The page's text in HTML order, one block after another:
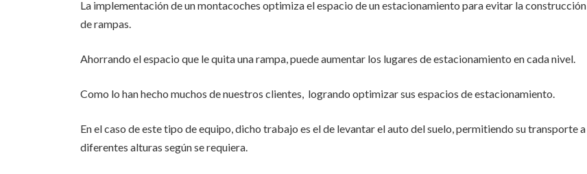
La implementación de un montacoches optimiza el espacio de un estacionamiento para evitar la construcción
de rampas.
Ahorrando el espacio que le quita una rampa, puede aumentar los lugares de estacionamiento en cada nivel.
Como lo han hecho muchos de nuestros clientes, logrando optimizar sus espacios de estacionamiento.
En el caso de este tipo de equipo, dicho trabajo es el de levantar el auto del suelo, permitiendo su transporte a
diferentes alturas según se requiera.